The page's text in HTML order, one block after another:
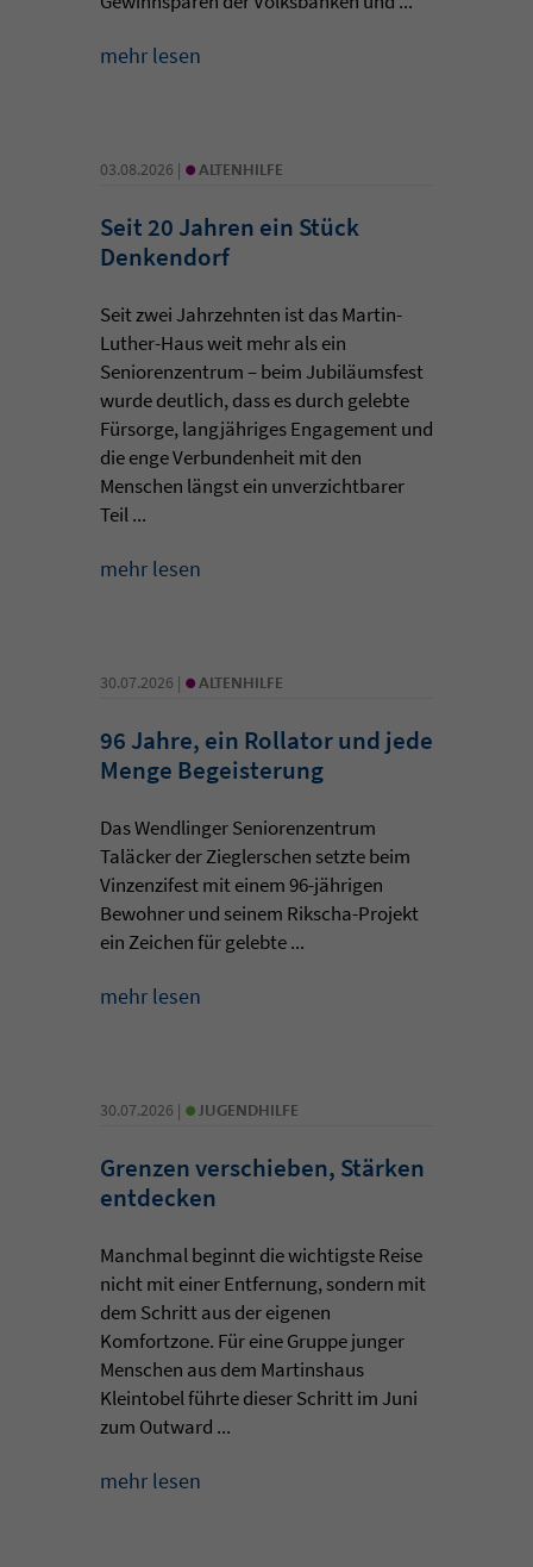
mehr lesen
03.08.2026 | • ALTENHILFE
Seit 20 Jahren ein Stück
Denkendorf
Seit zwei Jahrzehnten ist das Martin-
Luther-Haus weit mehr als ein
Seniorenzentrum – beim Jubiläumsfest
wurde deutlich, dass es durch gelebte
Fürsorge, langjähriges Engagement und
die enge Verbundenheit mit den
Menschen längst ein unverzichtbarer
Teil ...
mehr lesen
30.07.2026 | • ALTENHILFE
96 Jahre, ein Rollator und jede
Menge Begeisterung
Das Wendlinger Seniorenzentrum
Taläcker der Zieglerschen setzte beim
Vinzenzifest mit einem 96-jährigen
Bewohner und seinem Rikscha-Projekt
ein Zeichen für gelebte ...
mehr lesen
30.07.2026 | • JUGENDHILFE
Grenzen verschieben, Stärken
entdecken
Manchmal beginnt die wichtigste Reise
nicht mit einer Entfernung, sondern mit
dem Schritt aus der eigenen
Komfortzone. Für eine Gruppe junger
Menschen aus dem Martinshaus
Kleintobel führte dieser Schritt im Juni
zum Outward ...
mehr lesen